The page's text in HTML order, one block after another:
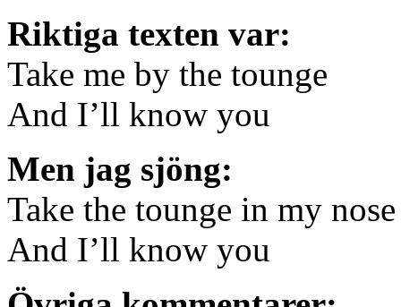
Riktiga texten var:
Take me by the tounge
And I’ll know you
Men jag sjöng:
Take the tounge in my nose
And I’ll know you